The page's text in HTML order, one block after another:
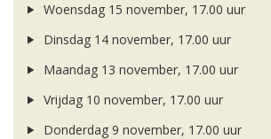
Woensdag 15 november, 17.00 uur
Dinsdag 14 november, 17.00 uur
Maandag 13 november, 17.00 uur
Vrijdag 10 november, 17.00 uur
Donderdag 9 november, 17.00 uur